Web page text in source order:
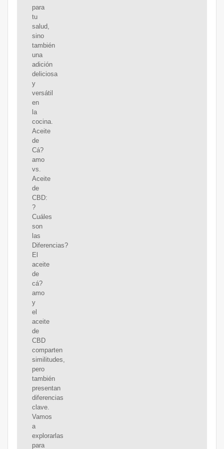
para
tu
salud,
sino
también
una
adición
deliciosa
y
versátil
en
la
cocina.
Aceite
de
Cá?
amo
vs.
Aceite
de
CBD:
?
Cuáles
son
las
Diferencias?
El
aceite
de
cá?
amo
y
el
aceite
de
CBD
comparten
similitudes,
pero
también
presentan
diferencias
clave.
Vamos
a
explorarlas
para